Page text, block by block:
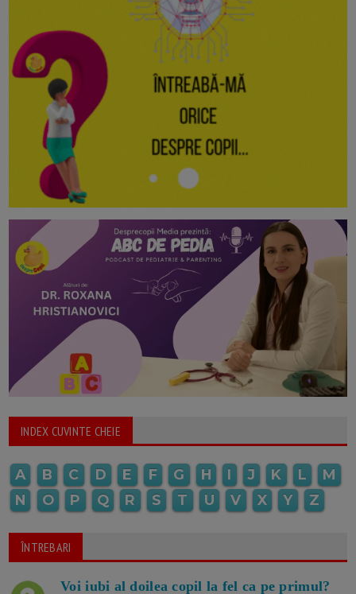
INDEX CUVINTE CHEIE
A B C D E F G H I J K L
M
N
O P Q R S T U V X Y Z
ÎNTREBARI
Voi iubi al doilea copil la fel ca pe primul?